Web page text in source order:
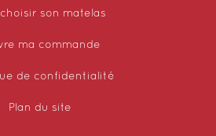
choisir son matelas
ma commande
de confidentialité
Plan du site